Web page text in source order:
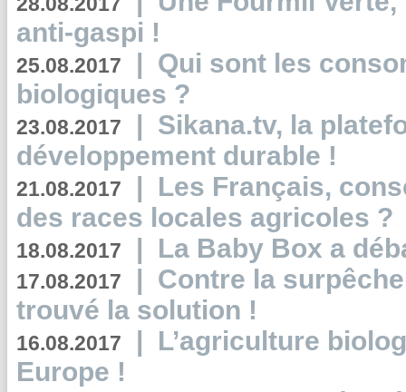
anti-gaspi !
25.08.2017 | Qui sont les
biologiques ?
23.08.2017 | Sikana.tv, la
développement durable !
21.08.2017 | Les Français,
des races locales agricoles ?
18.08.2017 | La Baby Box a
17.08.2017 | Contre la
trouvé la solution !
16.08.2017 | L’agriculture
Europe !